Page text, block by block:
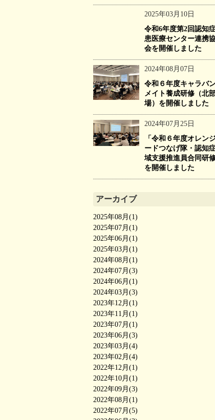
2025年03月10日
令和6年度第2回認知
患医療センター連携
会を開催しました
2024年08月07日
令和６年度キャラバン
メイト養成研修（北
場）を開催しました
2024年07月25日
「令和６年度オレン
ードつなげ隊・認知
域支援推進員合同研修
を開催しました
アーカイブ
2025年08月(1)
2025年07月(1)
2025年06月(1)
2025年03月(1)
2024年08月(1)
2024年07月(3)
2024年06月(1)
2024年03月(3)
2023年12月(1)
2023年11月(1)
2023年07月(1)
2023年06月(3)
2023年03月(4)
2023年02月(4)
2022年12月(1)
2022年10月(1)
2022年09月(3)
2022年08月(1)
2022年07月(5)